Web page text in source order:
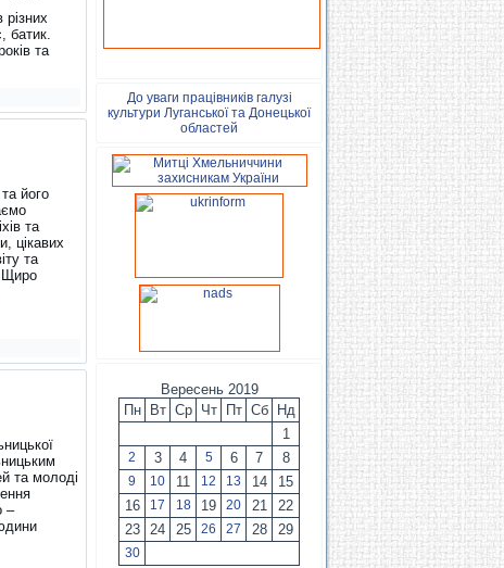
батик.
та
його
та
цікавих
та
Щиро
та молоді
–
До уваги працівників галузі
культури Луганської та Донецької
областей
Вересень 2019
Пн
Вт Ср Чт Пт Сб
Нд
1
2 3 4 5 6 7 8
9 10 11 12 13 14
15
16
17 18 19 20 21
22
23
24 25 26 27 28 29
30